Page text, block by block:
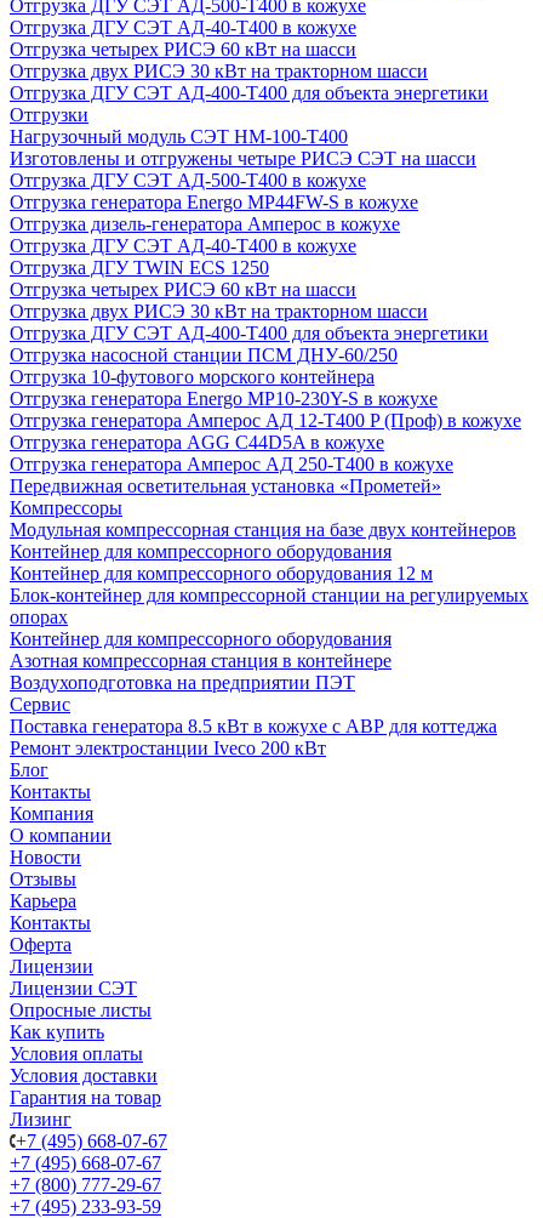
Отгрузка ДГУ СЭТ АД-500-Т400 в кожухе
Отгрузка ДГУ СЭТ АД-40-Т400 в кожухе
Отгрузка четырех РИСЭ 60 кВт на шасси
Отгрузка двух РИСЭ 30 кВт на тракторном шасси
Отгрузка ДГУ СЭТ АД-400-Т400 для объекта энергетики
Отгрузки
Нагрузочный модуль СЭТ НМ-100-Т400
Изготовлены и отгружены четыре РИСЭ СЭТ на шасси
Отгрузка ДГУ СЭТ АД-500-Т400 в кожухе
Отгрузка генератора Energo MP44FW-S в кожухе
Отгрузка дизель-генератора Амперос в кожухе
Отгрузка ДГУ СЭТ АД-40-Т400 в кожухе
Отгрузка ДГУ TWIN ECS 1250
Отгрузка четырех РИСЭ 60 кВт на шасси
Отгрузка двух РИСЭ 30 кВт на тракторном шасси
Отгрузка ДГУ СЭТ АД-400-Т400 для объекта энергетики
Отгрузка насосной станции ПСМ ДНУ-60/250
Отгрузка 10-футового морского контейнера
Отгрузка генератора Energo MP10-230Y-S в кожухе
Отгрузка генератора Амперос АД 12-Т400 P (Проф) в кожухе
Отгрузка генератора AGG C44D5A в кожухе
Отгрузка генератора Амперос АД 250-Т400 в кожухе
Передвижная осветительная установка «Прометей»
Компрессоры
Модульная компрессорная станция на базе двух контейнеров
Контейнер для компрессорного оборудования
Контейнер для компрессорного оборудования 12 м
Блок-контейнер для компрессорной станции на регулируемых
опорах
Контейнер для компрессорного оборудования
Азотная компрессорная станция в контейнере
Воздухоподготовка на предприятии ПЭТ
Сервис
Поставка генератора 8.5 кВт в кожухе с АВР для коттеджа
Ремонт электростанции Iveco 200 кВт
Блог
Контакты
Компания
О компании
Новости
Отзывы
Карьера
Контакты
Оферта
Лицензии
Лицензии СЭТ
Опросные листы
Как купить
Условия оплаты
Условия доставки
Гарантия на товар
Лизинг
+7 (495) 668-07-67
+7 (495) 668-07-67
+7 (800) 777-29-67
+7 (495) 233-93-59